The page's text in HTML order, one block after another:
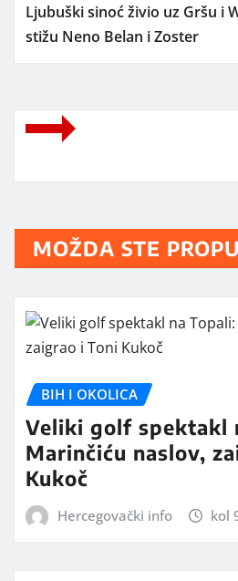
Ljubuški sinoć živio uz Gršu i
stižu Neno Belan i Zoster
MOŽDA STE
BIH I OKOLICA
Veliki golf spektakl
Marinčiću naslov,
Kukoč
Hercegovački info kol